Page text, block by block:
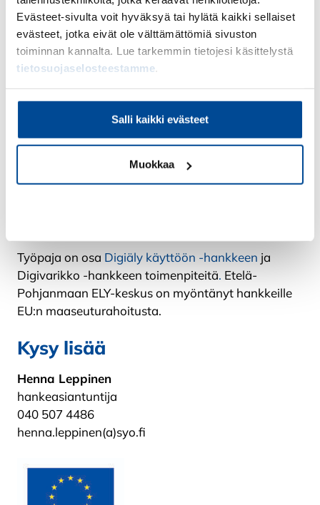
Evästeet-sivulta voit hyväksyä tai hylätä kaikki sellaiset
evästeet, jotka eivät ole välttämättömiä sivuston
toiminnan kannalta. Lue tarkemmin tietojesi käsittelystä
tietosuojaselosteestamme.
Salli kaikki evästeet
Muokkaa
teemasta kiinnostuneille.
Missä?
Työpaja toteutetaan Zoom-sovelluksella verkossa.
Saat sähköpostiisi osallistumislinkin lähempänä
Mitä maksaa?
Osallistuminen työpajaan on maksutonta.
Työpaja on osa Digiäly käyttöön -hankkeen ja
Digivarikko -hankkeen toimenpiteitä. Etelä-
Pohjanmaan ELY-keskus on myöntänyt hankkeille
EU:n maaseuturahoitusta.
Kysy lisää
Henna Leppinen
hankeasiantuntija
040 507 4486
henna.leppinen(a)syo.fi